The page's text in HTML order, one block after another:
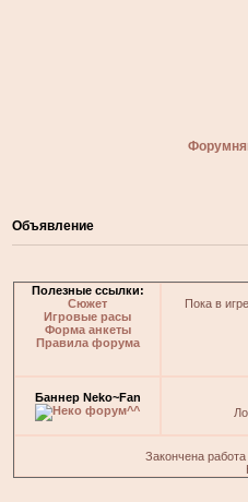
Объявление
Полезные ссылки:
Сюжет
Игровые расы
Форма анкеты
Правила форума
Пока в
Баннер Neko~Fan
Закончена